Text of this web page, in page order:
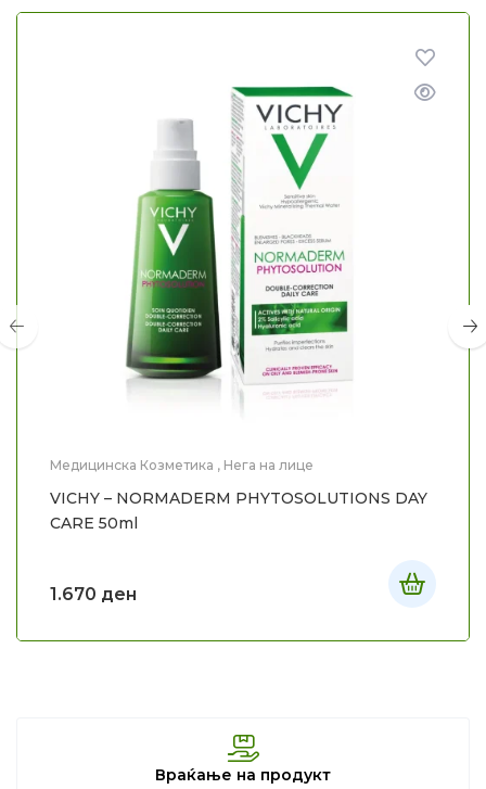
Медицинска Козметика , Нега на лице
VICHY – NORMADERM PHYTOSOLUTIONS DAY
CARE 50ml
1.670 ден
Враќање на продукт